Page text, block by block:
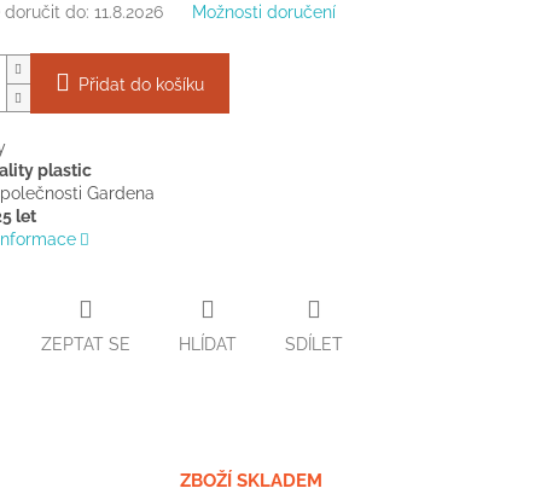
doručit do: 11.8.2026 Možnosti doručení
Přidat do košíku
plastic
Gardena
let
ZEPTAT SE HLÍDAT SDÍLET
ZBOŽÍ SKLADEM